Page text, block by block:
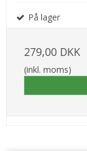
På lager
279,00 DKK
(inkl. moms)